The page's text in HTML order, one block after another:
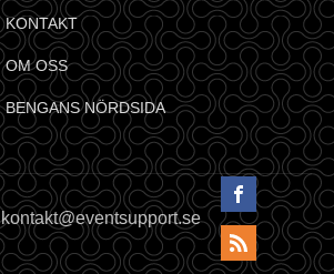
KONTAKT
OM OSS
BENGANS NÖRDSIDA
kontakt@eventsupport.se